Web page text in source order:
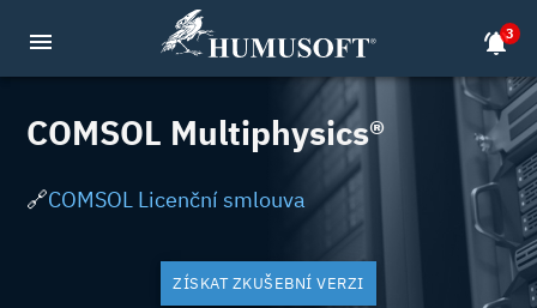
menu notifications_active3
COMSOL Multiphysics®
🔗COMSOL Licenční smlouva
ZÍSKAT ZKUŠEBNÍ VERZI